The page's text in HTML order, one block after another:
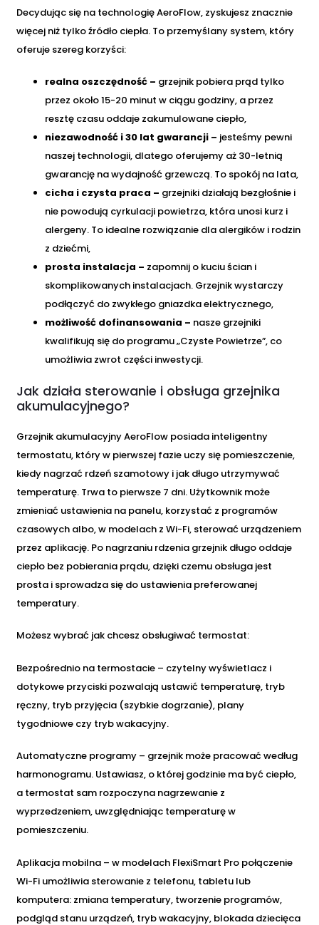
Decydując się na technologię AeroFlow, zyskujesz znacznie
więcej niż tylko źródło ciepła. To przemyślany system, który
oferuje szereg korzyści:
realna oszczędność – grzejnik pobiera prąd tylko
przez około 15-20 minut w ciągu godziny, a przez
resztę czasu oddaje zakumulowane ciepło,
niezawodność i 30 lat gwarancji – jesteśmy pewni
naszej technologii, dlatego oferujemy aż 30-letnią
gwarancję na wydajność grzewczą. To spokój na lata,
cicha i czysta praca – grzejniki działają bezgłośnie i
nie powodują cyrkulacji powietrza, która unosi kurz i
alergeny. To idealne rozwiązanie dla alergików i rodzin
z dziećmi,
prosta instalacja – zapomnij o kuciu ścian i
skomplikowanych instalacjach. Grzejnik wystarczy
podłączyć do zwykłego gniazdka elektrycznego,
możliwość dofinansowania – nasze grzejniki
kwalifikują się do programu „Czyste Powietrze”, co
umożliwia zwrot części inwestycji.
Jak działa sterowanie i obsługa grzejnika
akumulacyjnego?
Grzejnik akumulacyjny AeroFlow posiada inteligentny
termostatu, który w pierwszej fazie uczy się pomieszczenie,
kiedy nagrzać rdzeń szamotowy i jak długo utrzymywać
temperaturę. Trwa to pierwsze 7 dni. Użytkownik może
zmieniać ustawienia na panelu, korzystać z programów
czasowych albo, w modelach z Wi-Fi, sterować urządzeniem
przez aplikację. Po nagrzaniu rdzenia grzejnik długo oddaje
ciepło bez pobierania prądu, dzięki czemu obsługa jest
prosta i sprowadza się do ustawienia preferowanej
temperatury.
Możesz wybrać jak chcesz obsługiwać termostat:
Bezpośrednio na termostacie – czytelny wyświetlacz i
dotykowe przyciski pozwalają ustawić temperaturę, tryb
ręczny, tryb przyjęcia (szybkie dogrzanie), plany
tygodniowe czy tryb wakacyjny.
Automatyczne programy – grzejnik może pracować według
harmonogramu. Ustawiasz, o której godzinie ma być ciepło,
a termostat sam rozpoczyna nagrzewanie z
wyprzedzeniem, uwzględniając temperaturę w
pomieszczeniu.
Aplikacja mobilna – w modelach FlexiSmart Pro połączenie
Wi-Fi umożliwia sterowanie z telefonu, tabletu lub
komputera: zmiana temperatury, tworzenie programów,
podgląd stanu urządzeń, tryb wakacyjny, blokada dziecięca